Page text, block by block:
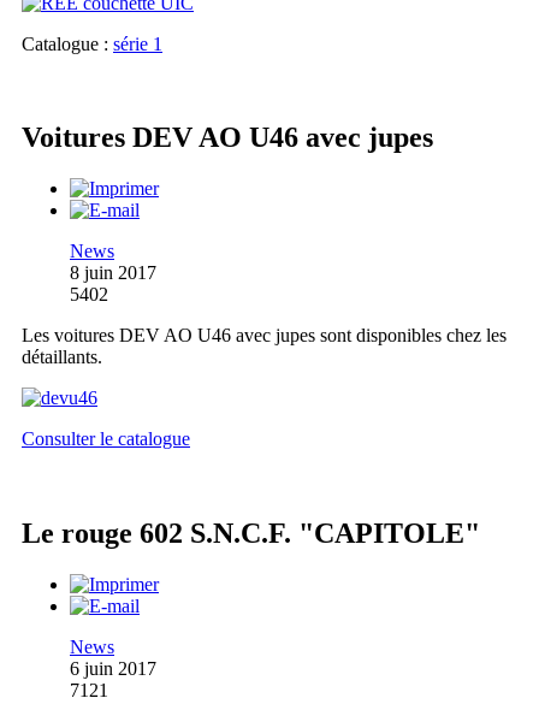
Catalogue : série 1
Voitures DEV AO U46 avec jupes
News
8 juin 2017
5402
Les voitures DEV AO U46 avec jupes sont disponibles chez les
détaillants.
Consulter le catalogue
Le rouge 602 S.N.C.F. "CAPITOLE"
News
6 juin 2017
7121